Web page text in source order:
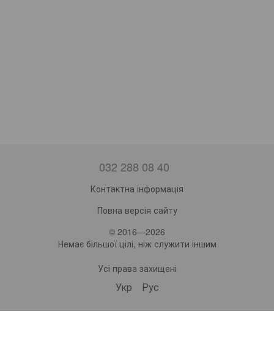
032 288 08 40
Контактна інформація
Повна версія сайту
© 2016—2026
Немає більшої цілі, ніж служити іншим
Усі права захищені
Укр Рус